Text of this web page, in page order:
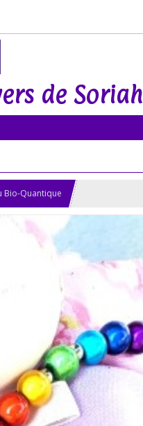
de Soriah
Bio-Quantique